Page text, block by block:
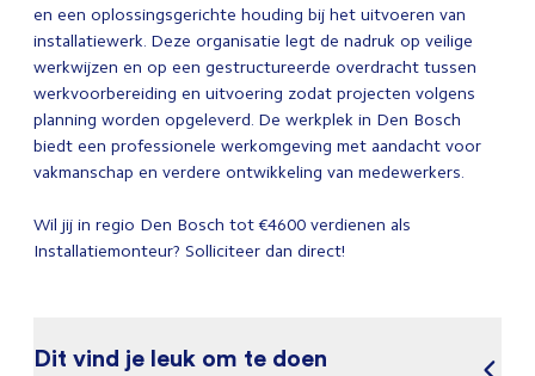
en een oplossingsgerichte houding bij het uitvoeren van
installatiewerk. Deze organisatie legt de nadruk op veilige
werkwijzen en op een gestructureerde overdracht tussen
werkvoorbereiding en uitvoering zodat projecten volgens
planning worden opgeleverd. De werkplek in Den Bosch
biedt een professionele werkomgeving met aandacht voor
vakmanschap en verdere ontwikkeling van medewerkers.
Wil jij in regio Den Bosch tot €4600 verdienen als
Installatiemonteur? Solliciteer dan direct!
Dit vind je leuk om te doen